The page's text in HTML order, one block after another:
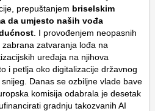
prepuštanjem briselskim
da umjesto naših vođa
. I provođenjem neopasnih
zabrana zatvaranja lođa na
uređaja na njihova
i petlja oko digitalizacije državnog
Danas se ozbiljne vlade bave
komisija odabrala je desetak
gradnju takozvanih AI